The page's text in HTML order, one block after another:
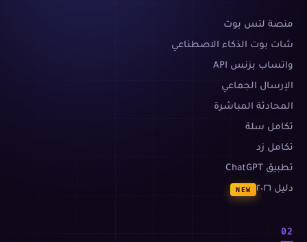
منصة لتس بوت
شات بوت الذكاء الاصطناعي
واتساب بزنس API
الإرسال الجماعي
المحادثة المباشرة
تكامل سلة
تكامل زد
تطبيق ChatGPT
دليل ٢٠٢٦
NEW
02